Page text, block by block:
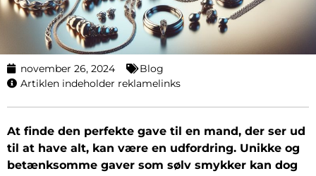
november 26, 2024
Blog
Artiklen indeholder reklamelinks
At finde den perfekte gave til en mand, der ser ud
til at have alt, kan være en udfordring. Unikke og
betænksomme gaver som sølv smykker kan dog